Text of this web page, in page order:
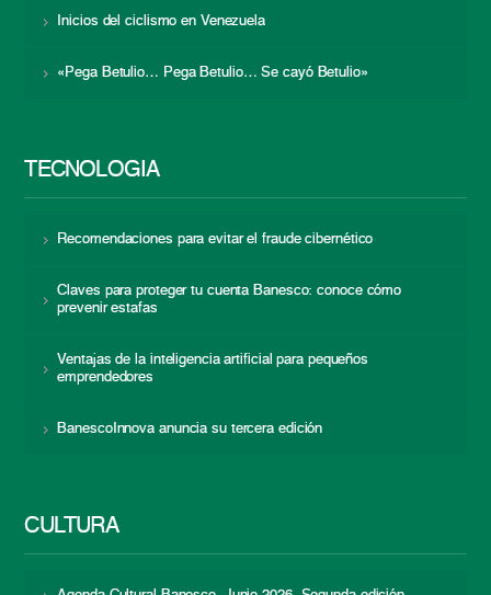
Inicios del ciclismo en Venezuela
«Pega Betulio… Pega Betulio… Se cayó Betulio»
TECNOLOGÍA
Recomendaciones para evitar el fraude cibernético
Claves para proteger tu cuenta Banesco: conoce cómo
prevenir estafas
Ventajas de la inteligencia artificial para pequeños
emprendedores
BanescoInnova anuncia su tercera edición
CULTURA